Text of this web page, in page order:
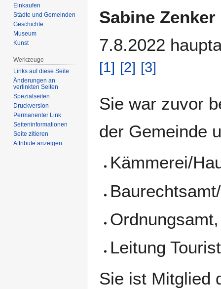
Navigation
Suche
Sabine Zenker
7.8.2022
[1] [2] [3]
Sie war zuvor
der Gemeinde
Kämmerei/
Ordnungsamt,
Leitung
Sie ist Mitglied
Einkaufen
Städte und Gemeinden
Geschichte
Museum
Kunst
Werkzeuge
Links auf diese Seite
Änderungen an
verlinkten Seiten
Spezialseiten
Druckversion
Permanenter Link
Seiten­­informationen
Seite zitieren
Attribute anzeigen